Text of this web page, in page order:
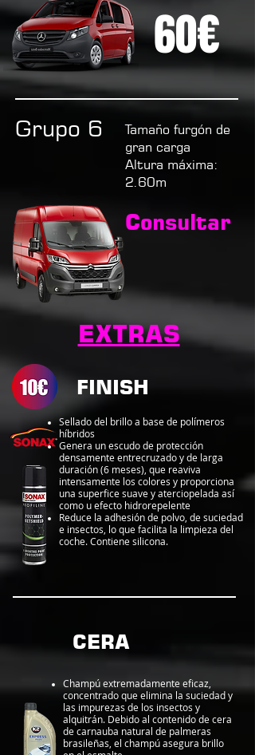
60€
Grupo 6
Tamaño furgón de
gran carga
Altura máxima:
2.60m
Consultar
EXTRAS
FINISH
Sellado del brillo a base de polímeros
híbridos
Genera un escudo de protección
densamente entrecruzado y de larga
duración (6 meses), que reaviva
intensamente los colores y proporciona
una superfice suave y aterciopelada así
como u efecto hidrorepelente
Reduce la adhesión de polvo, de suciedad
e insectos, lo que facilita la limpieza del
coche. Contiene silicona.
CERA
Champú extremadamente eficaz,
concentrado que elimina la suciedad y
las impurezas de los insectos y
alquitrán. Debido al contenido de cera
de carnauba natural de palmeras
brasileñas, el champú asegura brillo